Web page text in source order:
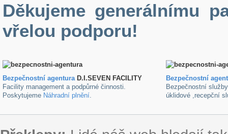
Děkujeme generálnímu
vřelou podporu!
Bezpečnostní agenturaD.I.SEVEN FACILITY
Facility management a podpůrné činnosti.
Poskytujeme Náhradní plnění.
Bezpečnostní
Bezpečnostní
úklidové ,recepční